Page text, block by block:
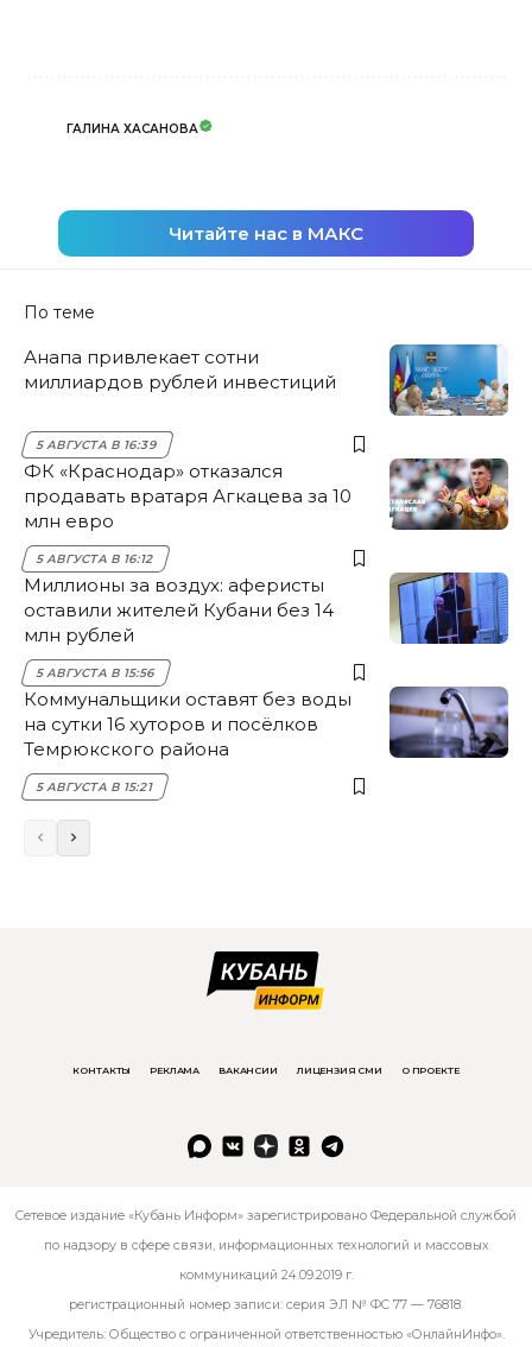
ГАЛИНА ХАСАНОВА
Читайте нас в МАКС
По теме
Анапа привлекает сотни
миллиардов рублей инвестиций
5 АВГУСТА В 16:39
ФК «Краснодар» отказался
продавать вратаря Агкацева за 10
млн евро
5 АВГУСТА В 16:12
Миллионы за воздух: аферисты
оставили жителей Кубани без 14
млн рублей
5 АВГУСТА В 15:56
Коммунальщики оставят без воды
на сутки 16 хуторов и посёлков
Темрюкского района
5 АВГУСТА В 15:21
КОНТАКТЫ РЕКЛАМА ВАКАНСИИ ЛИЦЕНЗИЯ СМИ О ПРОЕКТЕ
Сетевое издание «Кубань Информ» зарегистрировано Федеральной службой
по надзору в сфере связи, информационных технологий и массовых
коммуникаций 24.09.2019 г.
регистрационный номер записи: серия ЭЛ № ФС 77 — 76818.
Учредитель: Общество с ограниченной ответственностью «ОнлайнИнфо».